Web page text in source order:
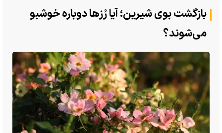
بازگشت بوی شیرین؛ آیا رُزها دوباره خوشبو
می‌شوند؟